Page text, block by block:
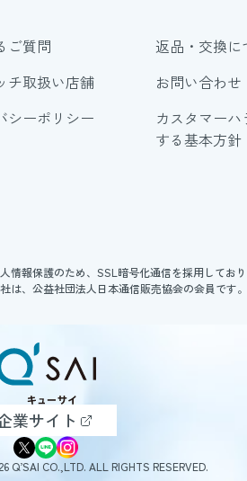
ご質問 返品・交換に
シーポリシー
カスタマー
する基本方針
チ取扱い店舗 お問い合わせ
情報保護のため、SSL暗号化通信を採用しており
は、公益社団法人日本通信販売協会の会員です。
業サイト
Q’SAI CO.,LTD. ALL RIGHTS RESERVED.